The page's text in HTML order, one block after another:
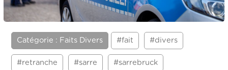
Catégorie : Faits Divers #fait #divers
#retranche #sarre #sarrebruck